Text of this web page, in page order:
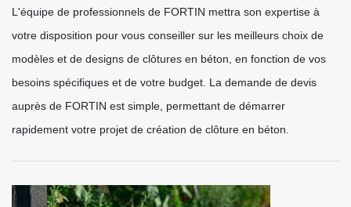
L'équipe de professionnels de FORTIN mettra son expertise à
votre disposition pour vous conseiller sur les meilleurs choix de
modèles et de designs de clôtures en béton, en fonction de vos
besoins spécifiques et de votre budget. La demande de devis
auprès de FORTIN est simple, permettant de démarrer
rapidement votre projet de création de clôture en béton.